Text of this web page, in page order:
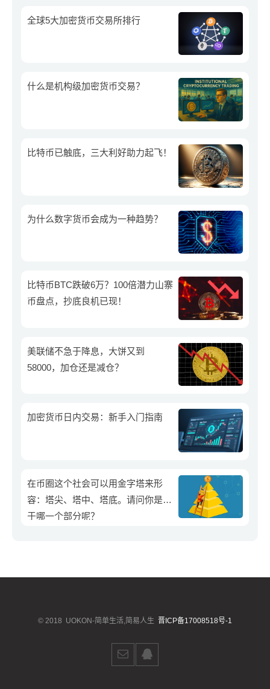
全球5大加密货币交易所排行
什么是机构级加密货币交易？
比特币已触底，三大利好助力起飞！
为什么数字货币会成为一种趋势？
比特币BTC跌破6万？100倍潜力山寨
币盘点，抄底良机已现！
美联储不急于降息，大饼又到
58000，加仓还是减仓？
加密货币日内交易：新手入门指南
在币圈这个社会可以用金字塔来形
容：塔尖、塔中、塔底。请问你是属
于哪一个部分呢？
© 2018 UOKON-简单生活,简易人生 晋ICP备17008518号-1